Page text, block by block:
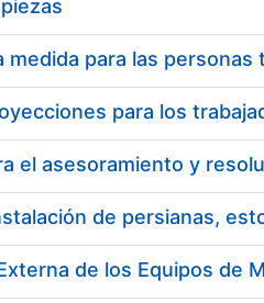
de persianas,